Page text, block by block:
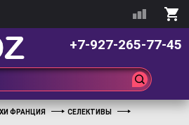
+7-927-265-77-45
ФРАНЦИЯ
СЕЛЕКТИВЫ